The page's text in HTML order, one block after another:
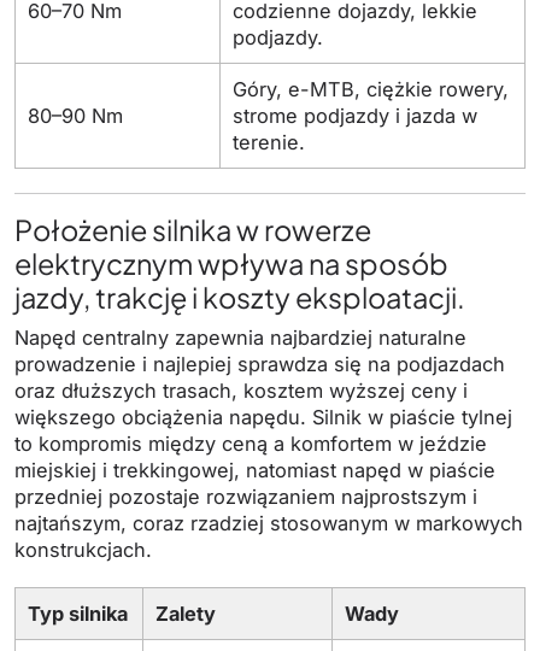
60–70 Nm
codzienne dojazdy, lekkie
podjazdy.
80–90 Nm
Góry, e-MTB, ciężkie rowery,
strome podjazdy i jazda w
terenie.
Położenie silnika w rowerze
elektrycznym wpływa na sposób
jazdy, trakcję i koszty eksploatacji.
Napęd centralny zapewnia najbardziej naturalne
prowadzenie i najlepiej sprawdza się na podjazdach
oraz dłuższych trasach, kosztem wyższej ceny i
większego obciążenia napędu. Silnik w piaście tylnej
to kompromis między ceną a komfortem w jeździe
miejskiej i trekkingowej, natomiast napęd w piaście
przedniej pozostaje rozwiązaniem najprostszym i
najtańszym, coraz rzadziej stosowanym w markowych
konstrukcjach.
Typ silnika Zalety Wady